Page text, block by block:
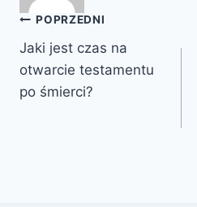
Nawigacja
wpisu
POPRZEDNI
Jaki jest czas na
otwarcie testamentu
po śmierci?